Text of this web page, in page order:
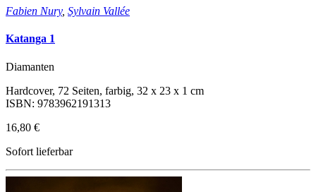
Fabien Nury, Sylvain Vallée
Katanga 1
Diamanten
Hardcover, 72 Seiten, farbig, 32 x 23 x 1 cm
ISBN: 9783962191313
16,80 €
Sofort lieferbar